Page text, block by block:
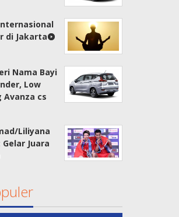
di Jakarta
Nama Bayi
Low
Avanza cs
Liliyana
Juara